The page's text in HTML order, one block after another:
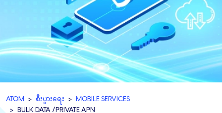
ATOM စီးပွားရေး
MOBILE SERVICES
BULK DATA /PRIVATE APN